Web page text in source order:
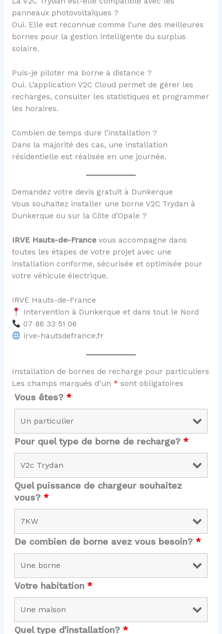
panneaux photovoltaïques ?
Oui. Elle est reconnue comme l’une des meilleures
bornes pour la gestion intelligente du surplus
solaire.
Puis-je piloter ma borne à distance ?
Oui. L’application V2C Cloud permet de gérer les
recharges, consulter les statistiques et programmer
les horaires.
Combien de temps dure l’installation ?
Dans la majorité des cas, une installation
résidentielle est réalisée en une journée.
Demandez votre devis gratuit à Dunkerque
Vous souhaitez installer une borne V2C Trydan à
Dunkerque ou sur la Côte d’Opale ?
IRVE Hauts-de-Francevous accompagne dans
toutes les étapes de votre projet avec une
installation conforme, sécurisée et optimisée pour
votre véhicule électrique.
IRVE Hauts-de-France
Intervention à Dunkerque et dans tout le Nord
07 86 33 51 06
irve-hautsdefrance.fr
Installation de bornes de recharge pour particuliers
Les champs marqués d’un * sont obligatoires
Vous êtes? *
Pour quel type de borne de recharge? *
Quel puissance de chargeur souhaitez
vous? *
De combien de borne avez vous besoin? *
Votre habitation *
Quel type d'installation? *